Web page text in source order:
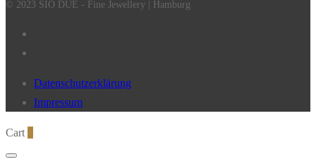
© 2023 SIO DUE - Fine Jewellery | Hamburg
Datenschutzerklärung
Impressum
Cart